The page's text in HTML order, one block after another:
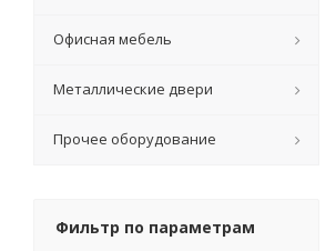
Офисная мебель
Металлические двери
Прочее оборудование
Фильтр по параметрам